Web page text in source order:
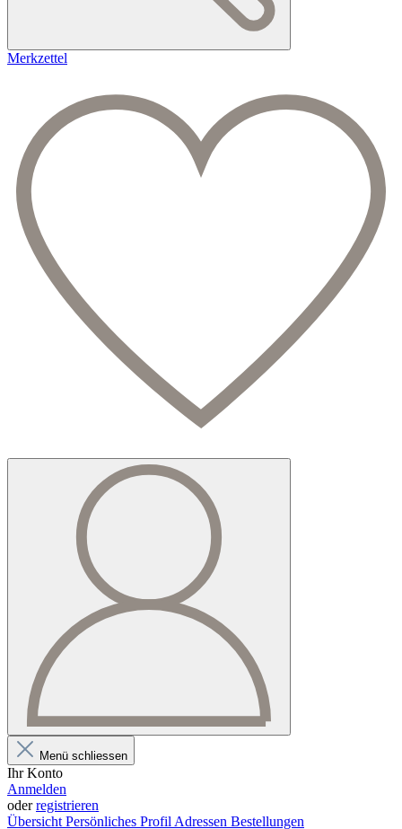
Merkzettel
Menü schliessen
Ihr Konto
Anmelden
oderregistrieren
Übersicht Persönliches Profil Adressen Bestellungen